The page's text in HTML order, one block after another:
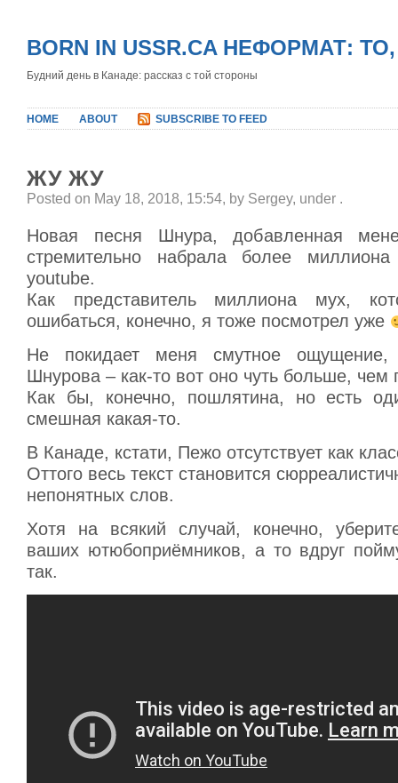
BORN IN USSR.CA НЕФОРМАТ:
Будний день в Канаде: рассказ с той стороны
HOME ABOUT SUBSCRIBE TO FEED
ЖУ ЖУ
Posted on May 18, 2018, 15:54, by Sergey, under .
Новая песня Шнура, добавленная
стремительно набрала более
youtube.
Как представитель миллиона мух,
ошибаться, конечно, я тоже посмотрел уже
Не покидает меня смутное ощущение,
Шнурова – как-то вот оно чуть больше, чем
Как бы, конечно, пошлятина, но есть
смешная какая-то.
В Канаде, кстати, Пежо отсутствует как
Оттого весь текст становится
непонятных слов.
Хотя на всякий случай, конечно,
ваших ютюбоприёмников, а то вдруг
так.